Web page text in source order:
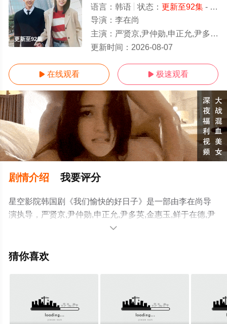
更新至92集
语言： 韩语 状态： 更新至92集- 免费在线观看
导演： 李在尚
主演： 严贤京,尹仲勋,申正允,尹多英,金惠玉,鲜于在德,尹多勋,文喜京,李商淑,郑孝彬,李家豪,郑永琡
更新时间： 2026-08-07
 在线观看  极速观看
剧情介绍 我要评分
星空影院韩国剧《我们愉快的好日子》是一部由李在尚导
演执导，严贤京,尹仲勋,申正允,尹多英,金惠玉,鲜于在德,尹
多勋,文喜京,李商淑,郑孝彬,李家豪,郑永琡等演员精彩演绎
集就上星空电影网，更多相关信息可移步至豆瓣电视剧、

猜你喜欢